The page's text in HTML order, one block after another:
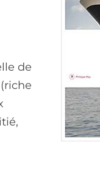
de